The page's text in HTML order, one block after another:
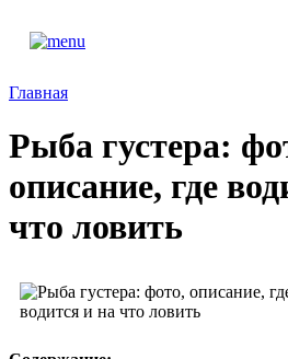
Главная
Рыба густера:
описание, где
что ловить